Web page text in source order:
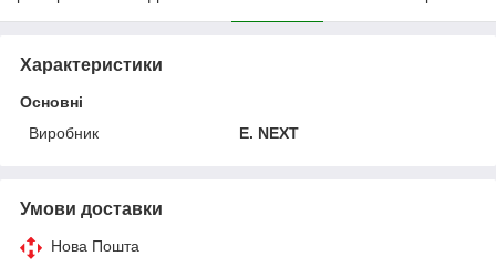
Характеристики
Основні
Виробник
E. NEXT
Умови доставки
Нова Пошта